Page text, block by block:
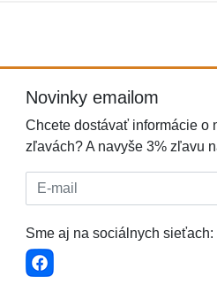
Novinky emailom
Chcete dostávať informácie o
zľavách? A navyše 3% zľavu
E-mail:
Sme aj na sociálnych sieťach: